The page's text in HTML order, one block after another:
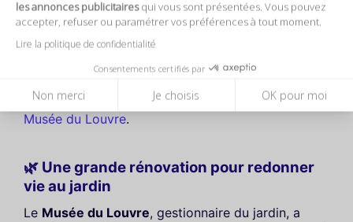
les annonces publicitairesqui vous sont présentées. Vous pouvez
accepter, refuser ou paramétrer vos préférences à tout moment.
Lire la politique de confidentialité
Consentements certifiés par
Non merci Je choisis OK pour moi
été jusqu’en2028.
📅Dates: du23 juin au 14 septembre 2025
imprenable sur la vasque, montez à la terrasse du
Musée du Louvre.
🌿 Une grande rénovation pour redonner
vie au jardin
Le Musée du Louvre, gestionnaire du jardin, a